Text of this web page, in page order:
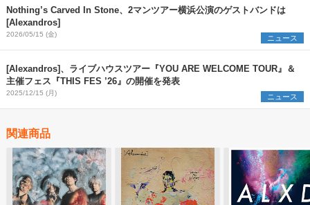
Nothing’s Carved In Stone、2マンツアー横浜公演のゲストバンドは
[Alexandros]
2026/05/15 (金) ニュース
[Alexandros]、ライブハウスツアー『YOU ARE WELCOME TOUR』＆
主催フェス『THIS FES ’26』の開催を発表
2025/12/15 (月) ニュース
関連商品